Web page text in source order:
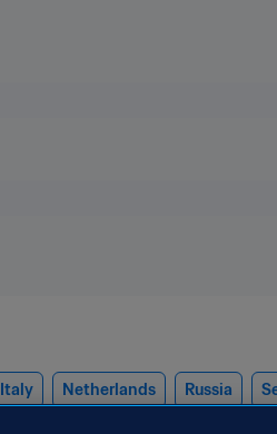
Italy Netherlands Russia